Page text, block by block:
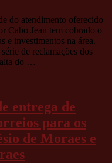
do atendimento oferecido
Cabo Jean tem cobrado o
e investimentos na área.
de reclamações dos
do …
entrega de
para os
de Moraes e